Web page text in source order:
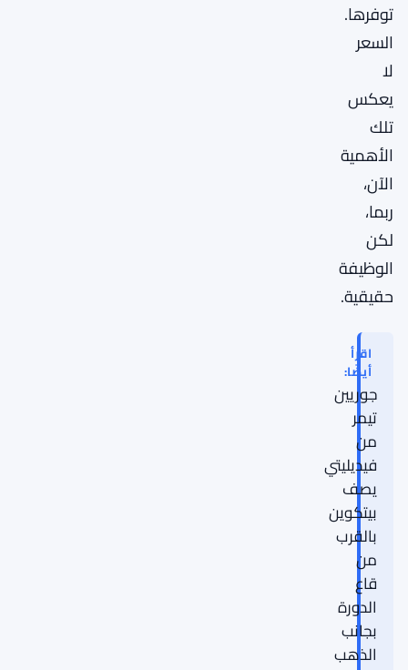
توفرها.
السعر
لا
يعكس
تلك
الأهمية
الآن،
ربما،
لكن
الوظيفة
حقيقية.
اقرأ
أيضًا:
جوريين
تيمر
من
فيديليتي
يصف
بيتكوين
بالقرب
من
قاع
الدورة
بجانب
الذهب